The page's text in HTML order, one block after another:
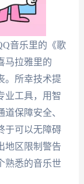
音乐里的《歌
马拉雅里的
。所幸技术提
业工具，用智
保障安全、
于可以无障碍
地区限制警告
熟悉的音乐世